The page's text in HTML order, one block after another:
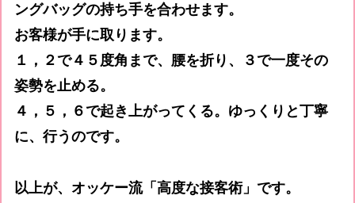
ングバッグの持ち手を合わせます。
お客様が手に取ります。
１，２で４５度角まで、腰を折り、３で一度その
姿勢を止める。
４，５，６で起き上がってくる。ゆっくりと丁寧
に、行うのです。
以上が、オッケー流「高度な接客術」です。